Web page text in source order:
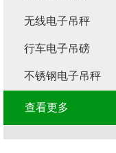
无线电子吊秤
行车电子吊磅
不锈钢电子吊秤
查看更多